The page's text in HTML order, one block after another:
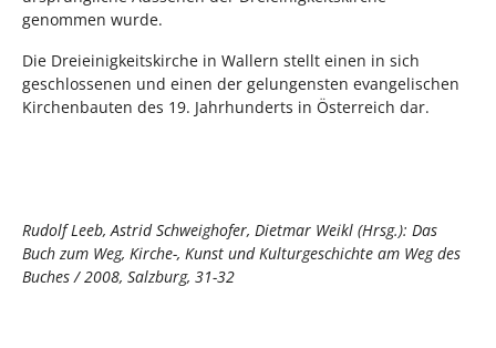
genommen wurde.
Die Dreieinigkeitskirche in Wallern stellt einen in sich
geschlossenen und einen der gelungensten evangelischen
Kirchenbauten des 19. Jahrhunderts in Österreich dar.
Rudolf Leeb, Astrid Schweighofer, Dietmar Weikl (Hrsg.): Das
Buch zum Weg, Kirche-, Kunst und Kulturgeschichte am Weg des
Buches / 2008, Salzburg, 31-32